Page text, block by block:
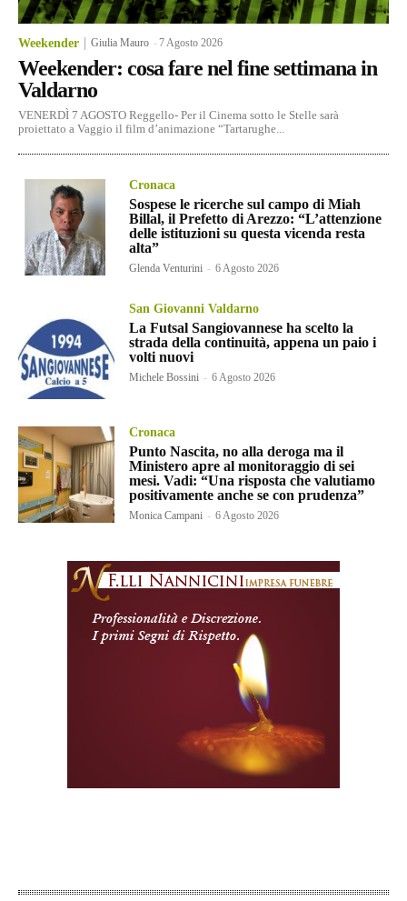
Weekender Giulia Mauro -7 Agosto 2026
Weekender: cosa fare nel fine settimana in
Valdarno
VENERDÌ 7 AGOSTO Reggello- Per il Cinema sotto le Stelle sarà
proiettato a Vaggio il film d’animazione “Tartarughe...
Cronaca
Sospese le ricerche sul campo di Miah
Billal, il Prefetto di Arezzo: “L’attenzione
delle istituzioni su questa vicenda resta
alta”
Glenda Venturini - 6 Agosto 2026
San Giovanni Valdarno
La Futsal Sangiovannese ha scelto la
strada della continuità, appena un paio i
volti nuovi
Michele Bossini - 6 Agosto 2026
Cronaca
Punto Nascita, no alla deroga ma il
Ministero apre al monitoraggio di sei
mesi. Vadi: “Una risposta che valutiamo
positivamente anche se con prudenza”
Monica Campani - 6 Agosto 2026